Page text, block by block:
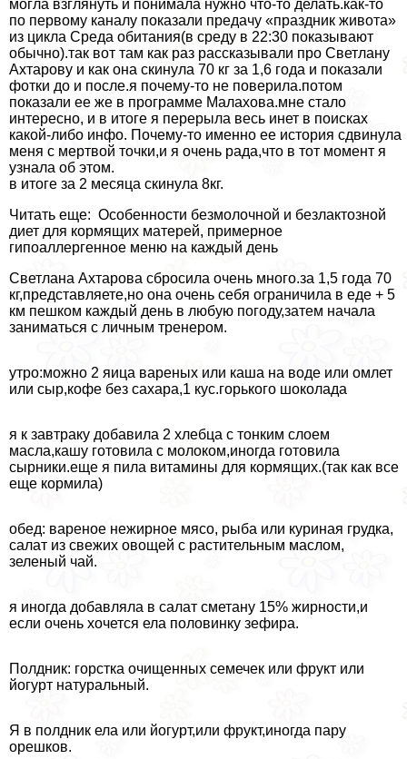
могла взглянуть и понимала нужно что-то делать.как-то
по первому каналу показали предачу «праздник живота»
из цикла Среда обитания(в среду в 22:30 показывают
обычно).так вот там как раз рассказывали про Светлану
Ахтарову и как она скинула 70 кг за 1,6 года и показали
фотки до и после.я почему-то не поверила.потом
показали ее же в программе Малахова.мне стало
интересно, и в итоге я перерыла весь инет в поисках
какой-либо инфо. Почему-то именно ее история сдвинула
меня с мертвой точки,и я очень рада,что в тот момент я
узнала об этом.
в итоге за 2 месяца скинула 8кг.
Читать еще: Особенности безмолочной и безлактозной
диет для кормящих матерей, примерное
гипоаллергенное меню на каждый день
Светлана Ахтарова сбросила очень много.за 1,5 года 70
кг,представляете,но она очень себя ограничила в еде + 5
км пешком каждый день в любую погоду,затем начала
заниматься с личным тренером.
утро:можно 2 яица вареных или каша на воде или омлет
или сыр,кофе без сахара,1 кус.горького шоколада
я к завтpaку добавила 2 хлебца с тонким слоем
масла,кашу готовила с молоком,иногда готовила
сырники.еще я пила витамины для кормящих.(так как все
еще кормила)
обед: вареное нежирное мясо, рыба или куриная грудка,
салат из свежих овощей с растительным маслом,
зеленый чай.
я иногда добавляла в салат сметану 15% жирности,и
если очень хочется ела половинку зефира.
Полдник: горстка очищенных семечек или фрукт или
йогурт натуральный.
Я в полдник ела или йогурт,или фрукт,иногда пару
орешков.